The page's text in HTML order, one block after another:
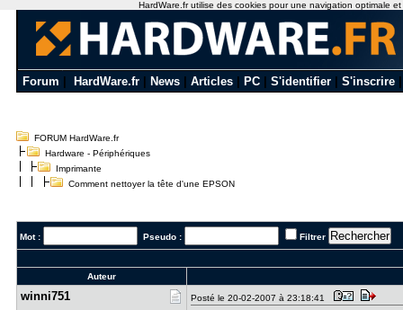
Forum HardWare.fr News Articles PC S'identifier S'inscrire
FORUM HardWare.fr
Hardware - Périphériques
Imprimante
Comment nettoyer la tête d'une EPSON
Mot : Pseudo : Filtrer
Auteur
winni751 Posté le 20-02-2007 à 23:18:41
HardWare.fr utilise des cookies pour une navigation optimale